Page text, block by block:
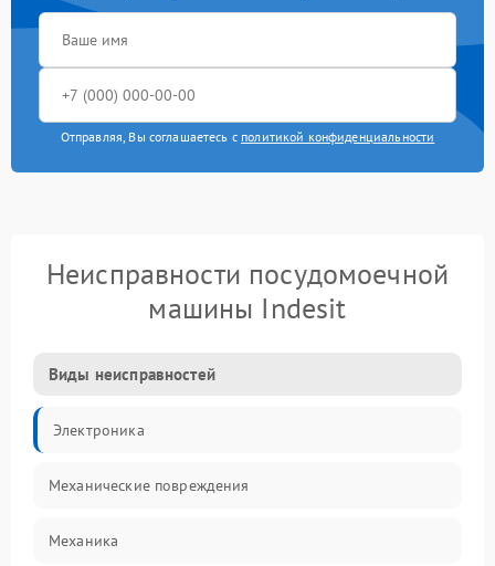
Отправляя, Вы соглашаетесь с политикой конфиденциальности
Неисправности посудомоечной
машины Indesit
Виды неисправностей
Электроника
Механические повреждения
Механика